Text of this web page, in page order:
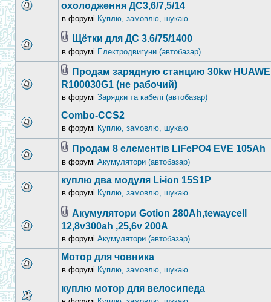
охолодження ДС3,6/7,5/14
в форумі Куплю, замовлю, шукаю
Щётки для ДС 3.6/75/1400
в форумі Електродвигуни (автобазар)
Продам зарядную станцию 30kw
R100030G1 (не рабочий)
в форумі Зарядки та кабелі (автобазар)
Combo-CCS2
в форумі Куплю, замовлю, шукаю
Продам 8 елементів LiFePO4 EVE 105Ah
в форумі Акумулятори (автобазар)
куплю два модуля Li-ion 15S1P
в форумі Куплю, замовлю, шукаю
Акумулятори Gotion 280Ah,tewaycell
12,8v300ah ,25,6v 200A
в форумі Акумулятори (автобазар)
Мотор для човника
в форумі Куплю, замовлю, шукаю
куплю мотор для велосипеда